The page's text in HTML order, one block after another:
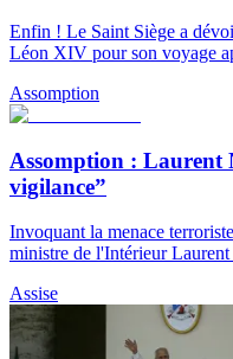
Enfin ! Le Saint Siège a
Léon XIV pour son voyage
Assomption
Assomption : Laurent
vigilance”
Invoquant la menace
ministre de l'Intérieur
Assise